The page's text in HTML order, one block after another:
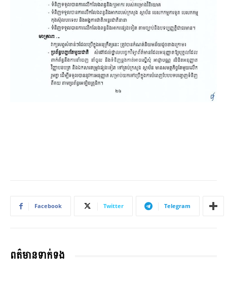
Facebook Twitter Telegram
ពត៌មានទាក់ទង